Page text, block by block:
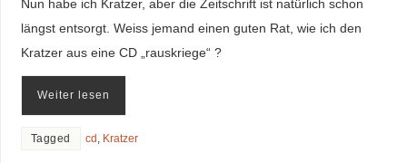
Nun habe ich Kratzer, aber die Zeitschrift ist natürlich schon
längst entsorgt. Weiss jemand einen guten Rat, wie ich den
Kratzer aus eine CD „rauskriege“ ?
Weiter lesen
Tagged cd , Kratzer